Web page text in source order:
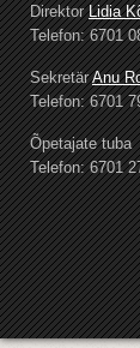
DirektorLidia
Telefon: 6701
SekretärAnu
Telefon: 6701
Õpetajate tuba
Telefon: 6701